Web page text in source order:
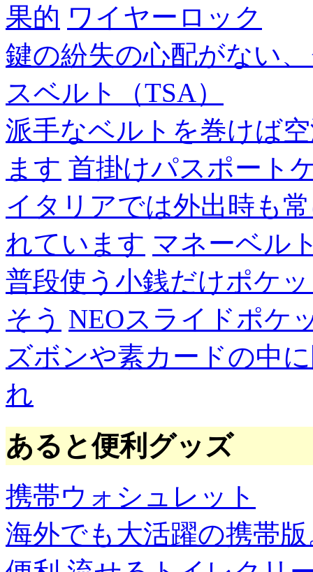
果的 ワイヤーロック
鍵の紛失の心配がない
スベルト（TSA）
派手なベルトを巻けば
ます 首掛けパスポート
イタリアでは外出時も
れています マネーベル
普段使う小銭だけポケ
そう NEOスライドポケ
ズボンや素カードの中
れ
あると便利グッズ
携帯ウォシュレット
海外でも大活躍の携帯